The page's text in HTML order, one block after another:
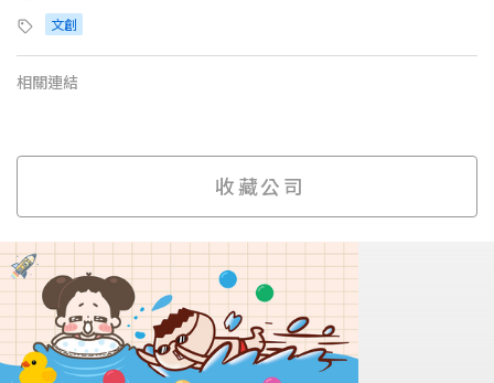
文創
相關連結
收藏公司